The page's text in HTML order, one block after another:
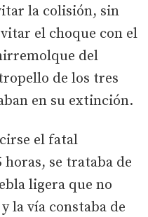
la colisión, sin
el choque con el
del
de los tres
en su extinción.
el fatal
horas, se trataba de
ligera que no
la vía constaba de